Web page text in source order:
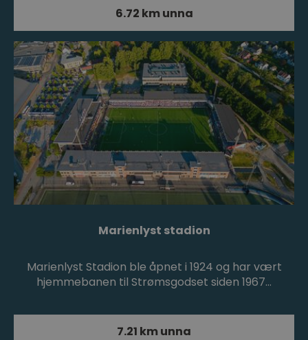
6.72 km unna
Marienlyst stadion
Marienlyst Stadion ble åpnet i 1924 og har vært
hjemmebanen til Strømsgodset siden 1967…
7.21 km unna